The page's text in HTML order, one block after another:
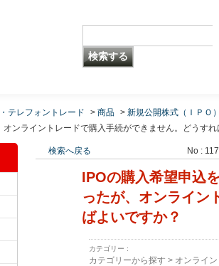
テレフォントレード > 商品 > 新規公開株式（ＩＰＯ）
ンライントレードで購入手続ができません。どうすれ
検索へ戻る No :
IPOの購入希望申込
ったが、オンライン
ばよいですか？
カテゴリー :
カテゴリーから探す > オンライ